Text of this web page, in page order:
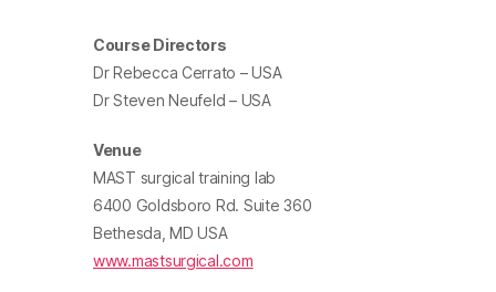
Course Directors
Dr Rebecca Cerrato – USA
Dr Steven Neufeld – USA
Venue
MAST surgical training lab
6400 Goldsboro Rd. Suite 360
Bethesda, MD USA
www.mastsurgical.com